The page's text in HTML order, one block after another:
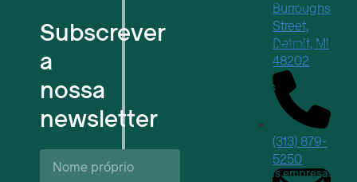
Subscrever
a
nossa
newsletter
Nome
próprio*
Espaços de trabalho flexíveis
Reservas de locais
Próximos eventos
Apoio e recursos às empresas
Burroughs
Street,
Detroit, MI
48202
(313) 879-
5250